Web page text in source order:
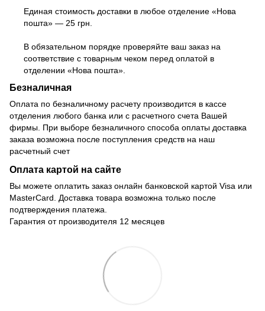
Единая стоимость доставки в любое отделение «Нова
пошта» — 25 грн.
В обязательном порядке проверяйте ваш заказ на
соответствие с товарным чеком перед оплатой в
отделении «Нова пошта».
Безналичная
Оплата по безналичному расчету производится в кассе
отделения любого банка или с расчетного счета Вашей
фирмы. При выборе безналичного способа оплаты доставка
заказа возможна после поступления средств на наш
расчетный счет
Оплата картой на сайте
Вы можете оплатить заказ онлайн банковской картой Visa или
MasterCard. Доставка товара возможна только после
подтверждения платежа.
Гарантия от производителя 12 месяцев